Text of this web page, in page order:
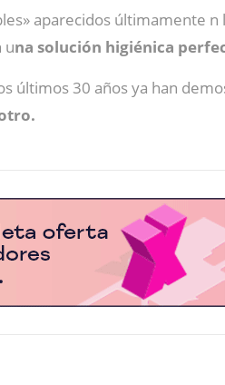
aparecidos últimamente
una solución higiénica
últimos 30 años ya han